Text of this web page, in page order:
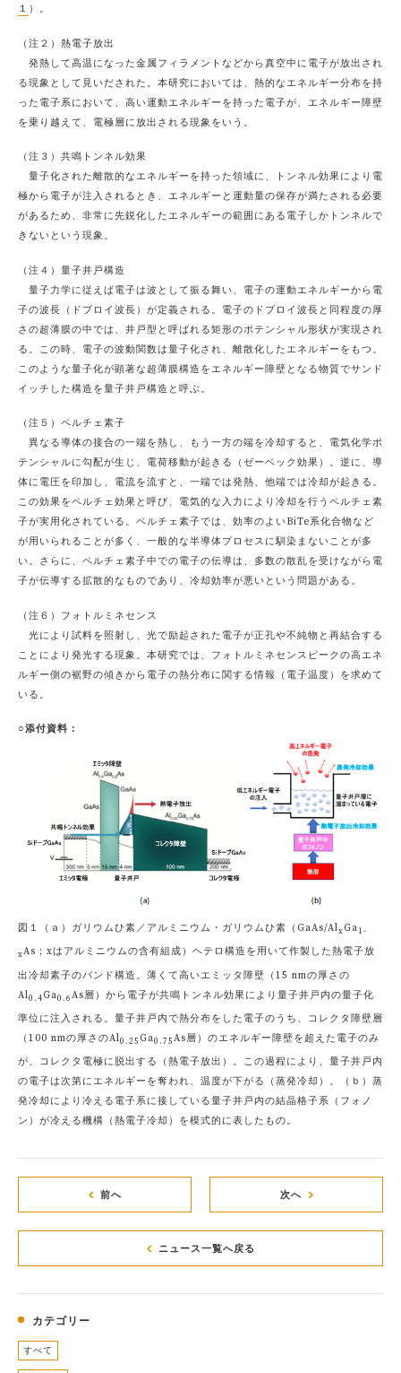
１ ）。
（注２）熱電子放出
発熱して高温になった金属フィラメントなどから真空中に電子が放出され
る現象として見いだされた。本研究においては、熱的なエネルギー分布を持
った電子系において、高い運動エネルギーを持った電子が、エネルギー障壁
を乗り越えて、電極層に放出される現象をいう。
（注３）共鳴トンネル効果
量子化された離散的なエネルギーを持った領域に、トンネル効果により電
極から電子が注入されるとき、エネルギーと運動量の保存が満たされる必要
があるため、非常に先鋭化したエネルギーの範囲にある電子しかトンネルで
きないという現象。
（注４）量子井戸構造
量子力学に従えば電子は波として振る舞い、電子の運動エネルギーから電
子の波長（ドブロイ波長）が定義される。電子のドブロイ波長と同程度の厚
さの超薄膜の中では、井戸型と呼ばれる矩形のポテンシャル形状が実現され
る。この時、電子の波動関数は量子化され、離散化したエネルギーをもつ。
このような量子化が顕著な超薄膜構造をエネルギー障壁となる物質でサンド
イッチした構造を量子井戸構造と呼ぶ。
（注５）ペルチェ素子
異なる導体の接合の一端を熱し、もう一方の端を冷却すると、電気化学ポ
テンシャルに勾配が生じ、電荷移動が起きる（ゼーベック効果）。逆に、導
体に電圧を印加し、電流を流すと、一端では発熱、他端では冷却が起きる。
この効果をペルチェ効果と呼び、電気的な入力により冷却を行うペルチェ素
子が実用化されている。ペルチェ素子では、効率のよいBiTe系化合物など
が用いられることが多く、一般的な半導体プロセスに馴染まないことが多
い。さらに、ペルチェ素子中での電子の伝導は、多数の散乱を受けながら電
子が伝導する拡散的なものであり、冷却効率が悪いという問題がある。
（注６）フォトルミネセンス
光により試料を照射し、光で励起された電子が正孔や不純物と再結合する
ことにより発光する現象。本研究では、フォトルミネセンスピークの高エネ
ルギー側の裾野の傾きから電子の熱分布に関する情報（電子温度）を求めて
いる。
○添付資料：
図１（ａ）ガリウムひ素／アルミニウム・ガリウムひ素（GaAs/AlxGa1-
xAs；xはアルミニウムの含有組成）ヘテロ構造を用いて作製した熱電子放
出冷却素子のバンド構造。薄くて高いエミッタ障壁（15 nmの厚さの
Al0.4Ga0.6As層）から電子が共鳴トンネル効果により量子井戸内の量子化
準位に注入される。量子井戸内で熱分布をした電子のうち、コレクタ障壁層
（100 nmの厚さのAl0.25 Ga0.75As層）のエネルギー障壁を超えた電子のみ
が、コレクタ電極に脱出する（熱電子放出）。この過程により、量子井戸内
の電子は次第にエネルギーを奪われ、温度が下がる（蒸発冷却）。（ｂ）蒸
発冷却により冷える電子系に接している量子井戸内の結晶格子系（フォノ
ン）が冷える機構（熱電子冷却）を模式的に表したもの。
前へ 次へ
ニュース一覧へ戻る
カテゴリー
すべて